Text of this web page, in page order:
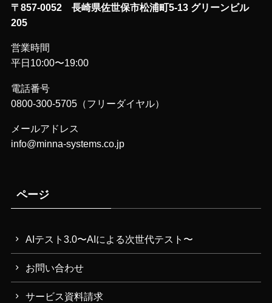
〒857-0052 長崎県佐世保市松浦町5-13 グリーンビル
205
営業時間
平日10:00〜19:00
電話番号
0800-300-5705（フリーダイヤル）
メールアドレス
info@minna-systems.co.jp
ページ
AIテスト3.0〜AIによる次世代テスト〜
お問い合わせ
サービス資料請求